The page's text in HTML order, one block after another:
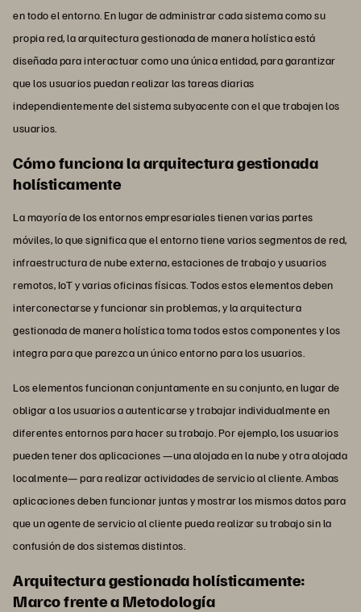
en todo el entorno. En lugar de administrar cada sistema como su
propia red, la arquitectura gestionada de manera holística está
diseñada para interactuar como una única entidad, para garantizar
que los usuarios puedan realizar las tareas diarias
independientemente del sistema subyacente con el que trabajen los
usuarios.
Cómo funciona la arquitectura gestionada
holísticamente
La mayoría de los entornos empresariales tienen varias partes
móviles, lo que significa que el entorno tiene varios segmentos de red,
infraestructura de nube externa, estaciones de trabajo y usuarios
remotos, IoT y varias oficinas físicas. Todos estos elementos deben
interconectarse y funcionar sin problemas, y la arquitectura
gestionada de manera holística toma todos estos componentes y los
integra para que parezca un único entorno para los usuarios.
Los elementos funcionan conjuntamente en su conjunto, en lugar de
obligar a los usuarios a autenticarse y trabajar individualmente en
diferentes entornos para hacer su trabajo. Por ejemplo, los usuarios
pueden tener dos aplicaciones —una alojada en la nube y otra alojada
localmente— para realizar actividades de servicio al cliente. Ambas
aplicaciones deben funcionar juntas y mostrar los mismos datos para
que un agente de servicio al cliente pueda realizar su trabajo sin la
confusión de dos sistemas distintos.
Arquitectura gestionada holísticamente:
Marco frente a Metodología